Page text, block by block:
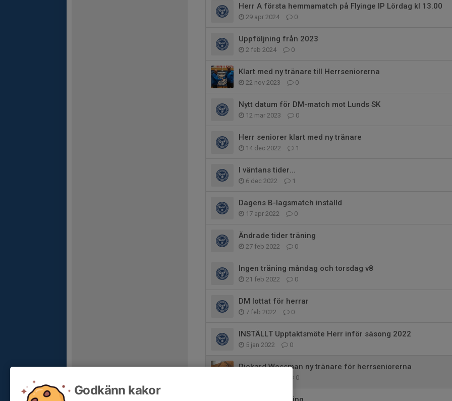
Herr A första hemmamatch på Flyinge IP Lördag kl 13.00
29 apr 2024 0
Uppföljning från 2023
2 feb 2024 0
Klart med ny tränare till Herrseniorerna
22 nov 2023 0
Nytt datum för DM-match mot Lunds SK
12 mar 2023 0
Herr seniorer klart med ny tränare
14 dec 2022 1
I väntans tider...
6 dec 2022 1
Dagens B-lagsmatch inställd
17 apr 2022 0
Ändrade tider träning
27 feb 2022 0
Ingen träning måndag och torsdag v8
21 feb 2022 0
DM lottat för herrar
7 feb 2022 0
INSTÄLLT Upptaktsmöte Herr inför säsong 2022
5 jan 2022 0
Rickard Wessman ny tränare för herrseniorerna
0
Godkänn kakor